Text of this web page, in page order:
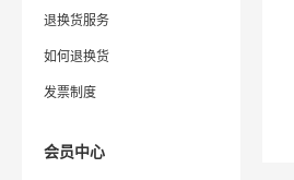
退换货服务
如何退换货
发票制度
会员中心